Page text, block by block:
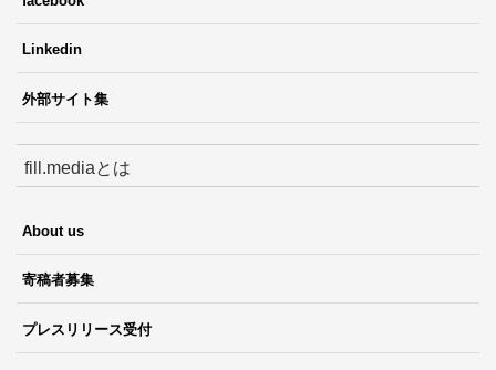
Linkedin
外部サイト集
fill.mediaとは
About us
寄稿者募集
プレスリリース受付